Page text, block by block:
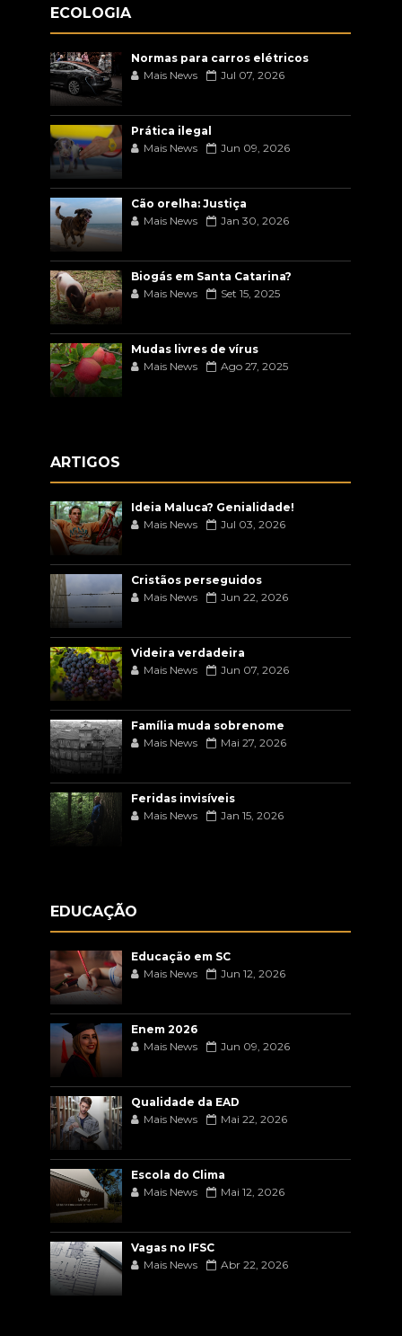
ECOLOGIA
Normas para carros elétricos
Mais News
Jul 07, 2026
Prática ilegal
Mais News
Jun 09, 2026
Cão orelha: Justiça
Mais News
Jan 30, 2026
Biogás em Santa Catarina?
Mais News
Set 15, 2025
Mudas livres de vírus
Mais News
Ago 27, 2025
ARTIGOS
Ideia Maluca? Genialidade!
Mais News
Jul 03, 2026
Cristãos perseguidos
Mais News
Jun 22, 2026
Videira verdadeira
Mais News
Jun 07, 2026
Família muda sobrenome
Mais News
Mai 27, 2026
Feridas invisíveis
Mais News
Jan 15, 2026
EDUCAÇÃO
Educação em SC
Mais News
Jun 12, 2026
Enem 2026
Mais News
Jun 09, 2026
Qualidade da EAD
Mais News
Mai 22, 2026
Escola do Clima
Mais News
Mai 12, 2026
Vagas no IFSC
Mais News
Abr 22, 2026